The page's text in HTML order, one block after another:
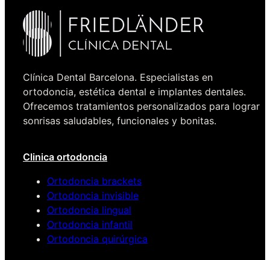
Clínica Dental Barcelona. Especialistas en
ortodoncia, estética dental e implantes dentales.
Ofrecemos tratamientos personalizados para lograr
sonrisas saludables, funcionales y bonitas.
Clinica ortodoncia
Ortodoncia brackets
Ortodoncia invisible
Ortodoncia lingual
Ortodoncia infantil
Ortodoncia quirúrgica